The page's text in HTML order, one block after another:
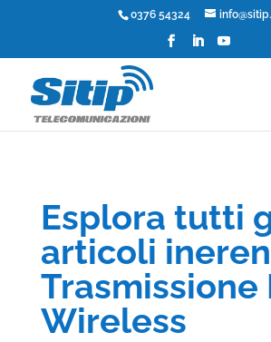
0376 54324
Esplora tutti
articoli
Trasmissione
Wireless